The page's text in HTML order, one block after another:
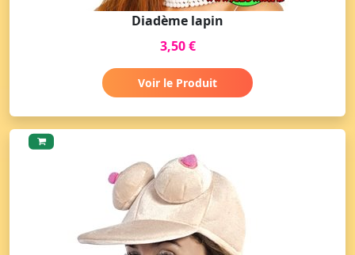
Diadème lapin
3,50 €
Voir le Produit